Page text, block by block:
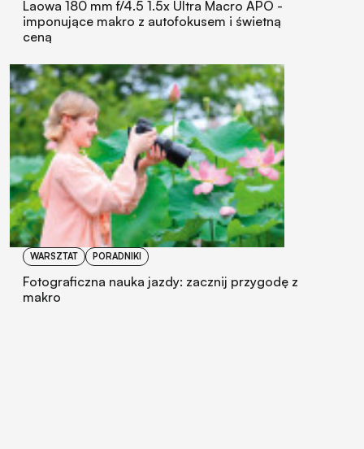
Laowa 180 mm f/4.5 1.5x Ultra Macro APO -
imponujące makro z autofokusem i świetną
ceną
WARSZTAT PORADNIKI
Fotograficzna nauka jazdy: zacznij przygodę z
makro